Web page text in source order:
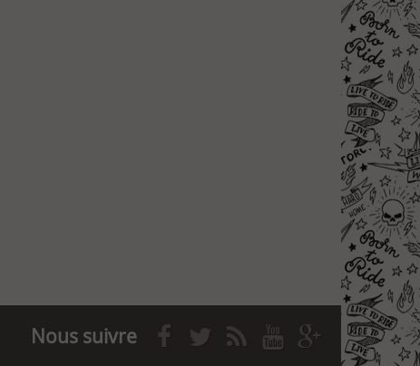
Nous suivre